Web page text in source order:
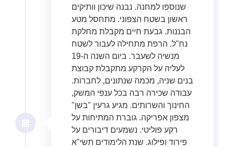
שנוספו למחנה. נבנה שיכון וותיקים
ראשון בשטח הצפוני. מתחסל מטע
הבננות. גבעת חיים מקבלת מחלקת
נח"ל. הרפת מתחילה לעבור לשטח
מנשיה לשעבר. ביום השנה ה-19
לעליה על הקרקע מתקבלת קבוצת
בנים שניה, מכמה שנתונים, לחברות.
עבודה שכירה רבה בכל ענפי המשק,
החינוך והשרותים. מגיע גרעין "בשן"
מצפון אפריקה. גוברת המתיחות על
רקע פוליטי. נשמעים דיבורים על
פירוד ופילוג. שנת הלימודים תשי"א